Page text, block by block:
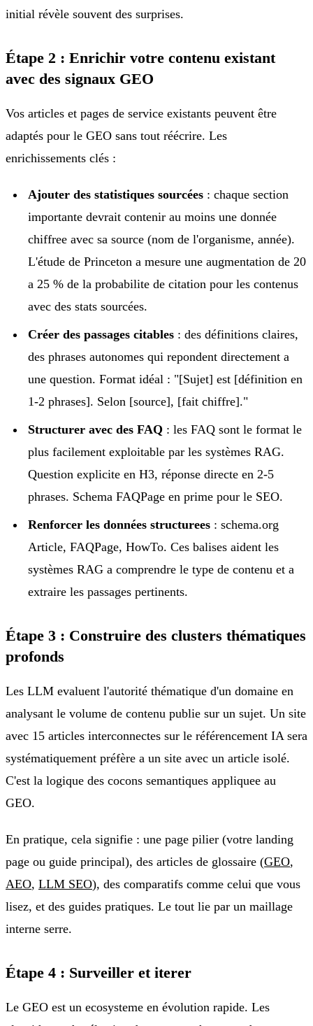
initial révèle souvent des surprises.
Étape 2 : Enrichir votre contenu existant
avec des signaux GEO
Vos articles et pages de service existants peuvent être
adaptés pour le GEO sans tout réécrire. Les
enrichissements clés :
Ajouter des statistiques sourcées : chaque section
importante devrait contenir au moins une donnée
chiffree avec sa source (nom de l'organisme, année).
L'étude de Princeton a mesure une augmentation de 20
a 25 % de la probabilite de citation pour les contenus
avec des stats sourcées.
Créer des passages citables : des définitions claires,
des phrases autonomes qui repondent directement a
une question. Format idéal : "[Sujet] est [définition en
1-2 phrases]. Selon [source], [fait chiffre]."
Structurer avec des FAQ : les FAQ sont le format le
plus facilement exploitable par les systèmes RAG.
Question explicite en H3, réponse directe en 2-5
phrases. Schema FAQPage en prime pour le SEO.
Renforcer les données structurees : schema.org
Article, FAQPage, HowTo. Ces balises aident les
systèmes RAG a comprendre le type de contenu et a
extraire les passages pertinents.
Étape 3 : Construire des clusters thématiques
profonds
Les LLM evaluent l'autorité thématique d'un domaine en
analysant le volume de contenu publie sur un sujet. Un site
avec 15 articles interconnectes sur le référencement IA sera
systématiquement préfère a un site avec un article isolé.
C'est la logique des cocons semantiques appliquee au
GEO.
En pratique, cela signifie : une page pilier (votre landing
page ou guide principal), des articles de glossaire (GEO,
AEO, LLM SEO), des comparatifs comme celui que vous
lisez, et des guides pratiques. Le tout lie par un maillage
interne serre.
Étape 4 : Surveiller et iterer
Le GEO est un ecosysteme en évolution rapide. Les